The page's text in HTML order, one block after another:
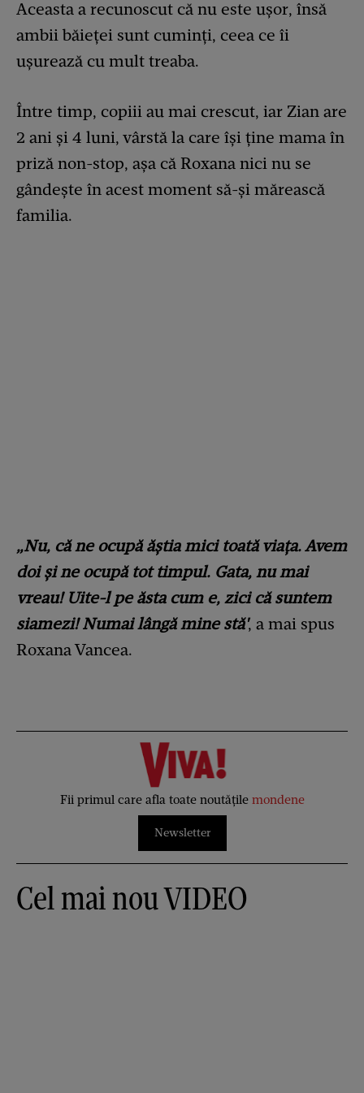
Aceasta a recunoscut că nu este ușor, însă
ambii băieței sunt cuminți, ceea ce îi
ușurează cu mult treaba.
Între timp, copiii au mai crescut, iar Zian are
2 ani și 4 luni, vârstă la care își ține mama în
priză non-stop, așa că Roxana nici nu se
gândește în acest moment să-și mărească
familia.
„Nu, că ne ocupă ăștia mici toată viața. Avem
doi și ne ocupă tot timpul. Gata, nu mai
vreau! Uite-l pe ăsta cum e, zici că suntem
siamezi! Numai lângă mine stă', a mai spus
Roxana Vancea.
Fii primul care afla toate noutățile mondene
Newsletter
Cel mai nou VIDEO